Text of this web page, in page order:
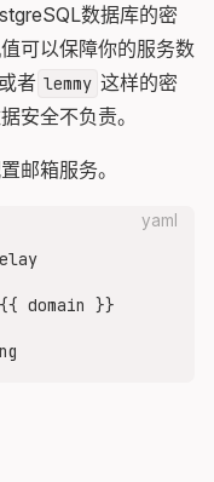
config.hjson:Z
ui:0.19.13
domain
extra_themes:/app/
数据库的密
可以保障你的服务数
或者 lemmy 这样的密
安全不负责。
邮箱服务。
yaml
domain }}